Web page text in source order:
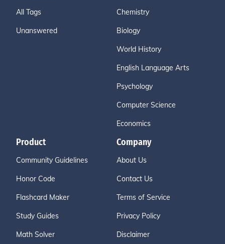
All Tags
Unanswered
Chemistry
Biology
World History
English Language Arts
Psychology
Computer Science
Economics
Product
Community Guidelines
Honor Code
Flashcard Maker
Study Guides
Math Solver
Company
About Us
Contact Us
Terms of Service
Privacy Policy
Disclaimer